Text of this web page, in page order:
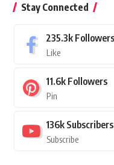
Stay Connected
235.3k Followers
Like
11.6k Followers
Pin
136k Subscribers
Subscribe